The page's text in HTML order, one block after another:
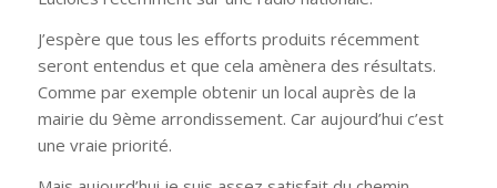
J’espère que tous les efforts produits récemment
seront entendus et que cela amènera des résultats.
Comme par exemple obtenir un local auprès de la
mairie du 9ème arrondissement. Car aujourd’hui c’est
une vraie priorité.